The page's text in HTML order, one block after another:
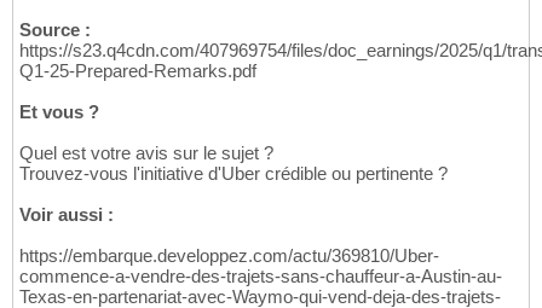
Source :
https://s23.q4cdn.com/407969754/files/doc_earnings/2025/q1/
Q1-25-Prepared-Remarks.pdf
Et vous ?
Quel est votre avis sur le sujet ?
Trouvez-vous l'initiative d'Uber crédible ou pertinente ?
Voir aussi :
https://embarque.developpez.com/actu/369810/Uber-
commence-a-vendre-des-trajets-sans-chauffeur-a-Austin-au-
Texas-en-partenariat-avec-Waymo-qui-vend-deja-des-trajets-